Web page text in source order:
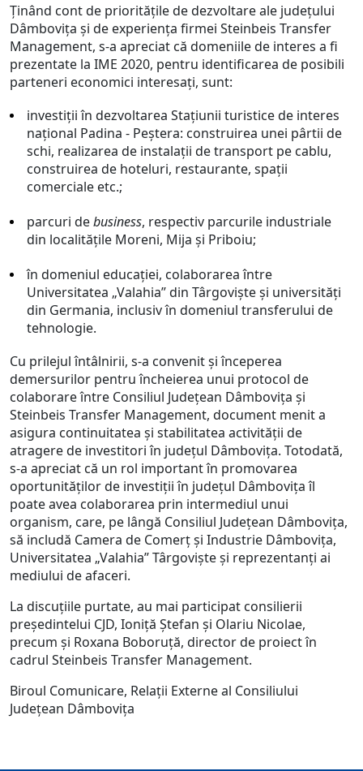
Ținând cont de prioritățile de dezvoltare ale județului
Dâmbovița și de experiența firmei Steinbeis Transfer
Management, s-a apreciat că domeniile de interes a fi
prezentate la IME 2020, pentru identificarea de posibili
parteneri economici interesați, sunt:
investiții în dezvoltarea Stațiunii turistice de interes
național Padina - Peștera: construirea unei pârtii de
schi, realizarea de instalații de transport pe cablu,
construirea de hoteluri, restaurante, spații
comerciale etc.;
parcuri debusiness, respectiv parcurile industriale
din localitățile Moreni, Mija și Priboiu;
în domeniul educaţiei, colaborarea între
Universitatea „Valahia” din Târgovişte şi universităţi
din Germania, inclusiv în domeniul transferului de
tehnologie.
Cu prilejul întâlnirii, s-a convenit și începerea
demersurilor pentru încheierea unui protocol de
colaborare între Consiliul Județean Dâmbovița și
Steinbeis Transfer Management, document menit a
asigura continuitatea și stabilitatea activității de
atragere de investitori în județul Dâmbovița. Totodată,
s-a apreciat că un rol important în promovarea
oportunităților de investiții în județul Dâmbovița îl
poate avea colaborarea prin intermediul unui
organism, care, pe lângă Consiliul Județean Dâmbovița,
să includă Camera de Comerț și Industrie Dâmbovița,
Universitatea „Valahia” Târgoviște și reprezentanți ai
mediului de afaceri.
La discuțiile purtate, au mai participat consilierii
președintelui CJD, Ioniță Ștefan și Olariu Nicolae,
precum și Roxana Boboruță, director de proiect în
cadrul Steinbeis Transfer Management.
Biroul Comunicare, Relații Externe al Consiliului
Județean Dâmbovița